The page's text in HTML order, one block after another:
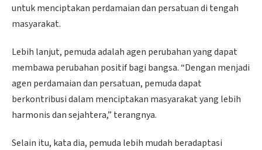
untuk menciptakan perdamaian dan persatuan di tengah
masyarakat.
Lebih lanjut, pemuda adalah agen perubahan yang dapat
membawa perubahan positif bagi bangsa. “Dengan menjadi
agen perdamaian dan persatuan, pemuda dapat
berkontribusi dalam menciptakan masyarakat yang lebih
harmonis dan sejahtera,” terangnya.
Selain itu, kata dia, pemuda lebih mudah beradaptasi